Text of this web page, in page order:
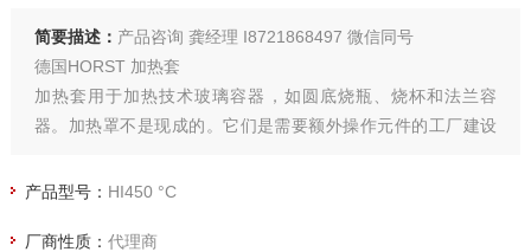
简要描述： 产品咨询 龚经理 I8721868497 微信同号
德国HORST 加热套
加热套用于加热技术玻璃容器，如圆底烧瓶、烧杯和法兰容
器。加热罩不是现成的。它们是需要额外操作元件的工厂建设
产品型号： HI450 °C
厂商性质： 代理商